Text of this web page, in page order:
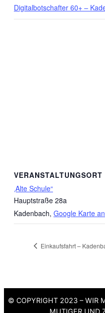
Digitalbotschafter 60+ –
VERANSTALTUNGSORT
‚Alte Schule“
Hauptstraße 28a
Kadenbach, Google Karte
Einkaufsfahrt –
© COPYRIGHT 2023 – WIR